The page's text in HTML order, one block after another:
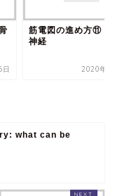
日
筋電図の進め方⑪：
神経
2020年6
what can be